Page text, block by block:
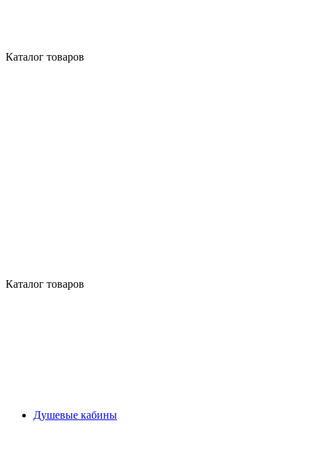
Каталог товаров
Каталог товаров
Душевые кабины